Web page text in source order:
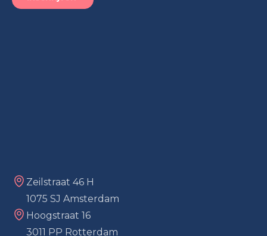
Zeilstraat 46 H
1075 SJ Amsterdam
Hoogstraat 16
3011 PP Rotterdam